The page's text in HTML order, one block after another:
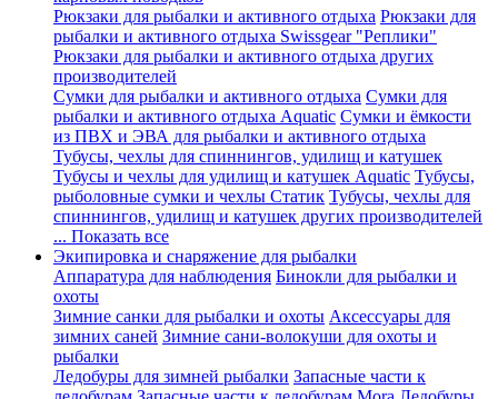
Рюкзаки для рыбалки и активного отдыха Рюкзаки для
рыбалки и активного отдыха Swissgear "Реплики"
Рюкзаки для рыбалки и активного отдыха других
производителей
Сумки для рыбалки и активного отдыха Сумки для
рыбалки и активного отдыха Aquatic Сумки и ёмкости
из ПВХ и ЭВА для рыбалки и активного отдыха
Тубусы, чехлы для спиннингов, удилищ и катушек
Тубусы и чехлы для удилищ и катушек Aquatic Тубусы,
рыболовные сумки и чехлы Статик Тубусы, чехлы для
спиннингов, удилищ и катушек других производителей
... Показать все
Экипировка и снаряжение для рыбалки
Аппаратура для наблюдения Бинокли для рыбалки и
охоты
Зимние санки для рыбалки и охоты Аксессуары для
зимних саней Зимние сани-волокуши для охоты и
рыбалки
Ледобуры для зимней рыбалки Запасные части к